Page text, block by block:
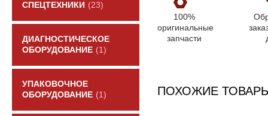
СПЕЦТЕХНИКИ (23)
ДИАГНОСТИЧЕСКОЕ
ОБОРУДОВАНИЕ (1)
УПАКОВОЧНОЕ
ОБОРУДОВАНИЕ (1)
100%
оригинальные
запчасти
ПОХОЖИЕ